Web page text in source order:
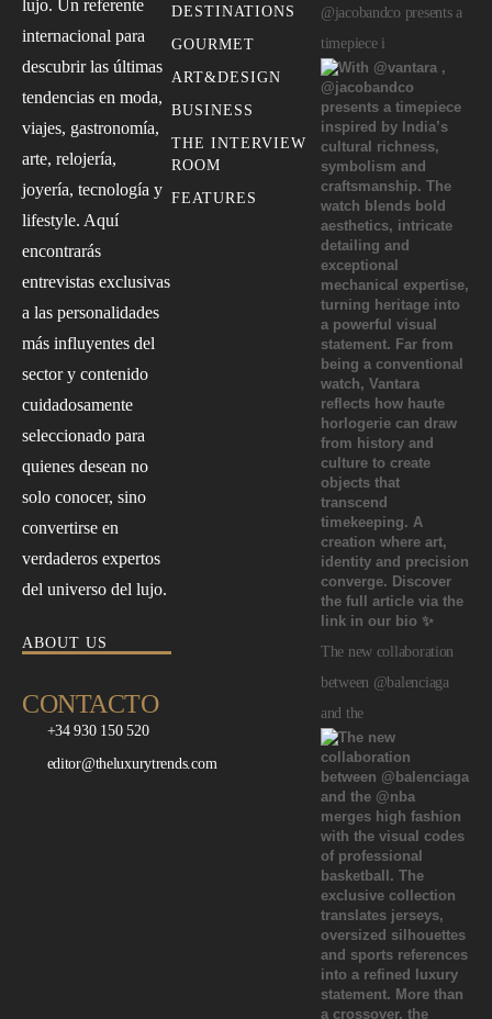
lujo. Un referente
internacional para
descubrir las últimas
tendencias en moda,
viajes, gastronomía,
arte, relojería,
joyería, tecnología y
lifestyle. Aquí
encontrarás
entrevistas exclusivas
a las personalidades
más influyentes del
sector y contenido
cuidadosamente
seleccionado para
quienes desean no
solo conocer, sino
convertirse en
verdaderos expertos
del universo del lujo.
ABOUT US
CONTACTO
+34 930 150 520
editor@theluxurytrends.com
DESTINATIONS
GOURMET
ART&DESIGN
BUSINESS
THE INTERVIEW
ROOM
FEATURES
@jacobandco presents a
timepiece i
The new collaboration
between @balenciaga
and the